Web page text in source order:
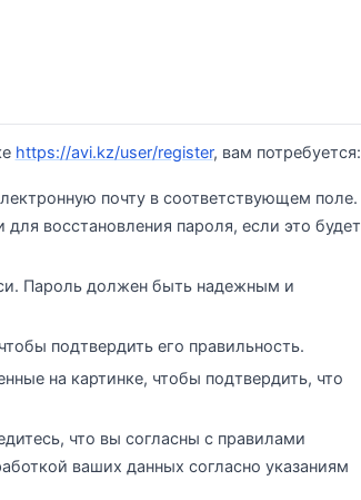
https://avi.kz/user/register, вам потребуется:
почту в соответствующем поле.
восстановления пароля, если это будет
Пароль должен быть надежным и
подтвердить его правильность.
на картинке, чтобы подтвердить, что
что вы согласны с правилами
ваших данных согласно указаниям